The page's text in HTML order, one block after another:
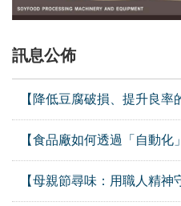
訊息公佈
【降低豆腐破損、提升良率
【食品廠如何透過「自動化
【母親節尋味：用職人精神